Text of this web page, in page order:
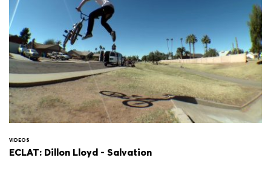
VIDEOS
ECLAT: Dillon Lloyd - Salvation